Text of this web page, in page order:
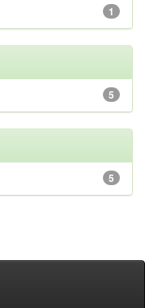
1
5
5